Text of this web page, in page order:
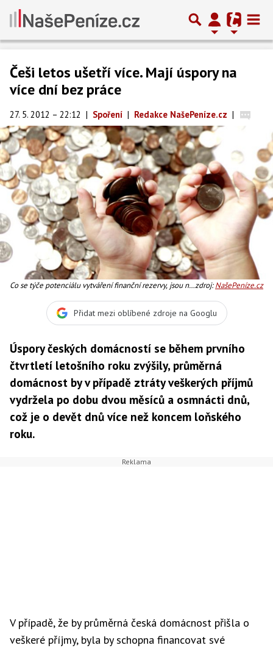
Češi letos ušetří více. Mají úspory na
více dní bez práce
27. 5. 2012 – 22:12 | Spoření | Redakce NašePeníze.cz |
Co se týče potenciálu vytváření finanční rezervy, jsou na
schopni odkládat stranou téměř třetinu příjmů, Foto:SXC
zdroj:NašePeníze.cz
Přidat mezi oblíbené zdroje na Googlu
Úspory českých domácností se během prvního
čtvrtletí letošního roku zvýšily, průměrná
domácnost by v případě ztráty veškerých příjmů
vydržela po dobu dvou měsíců a osmnácti dnů,
což je o devět dnů více než koncem loňského
roku.
V případě, že by průměrná česká domácnost přišla o
veškeré příjmy, byla by schopna financovat své